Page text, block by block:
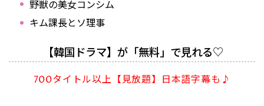
野獣の美女コンシム
キム課長とソ理事
【韓国ドラマ】が「無料」で見れる♡
700タイトル以上【見放題】日本語字幕も♪